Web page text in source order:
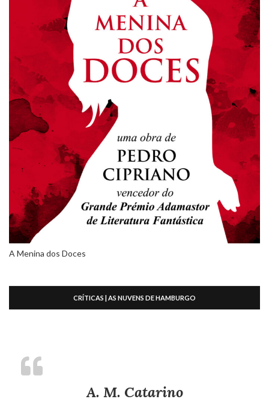
A Menina dos Doces
CRÍTICAS | AS NUVENS DE HAMBURGO
A. M. Catarino